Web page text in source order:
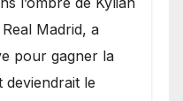
Madrid, a
pour gagner la
le